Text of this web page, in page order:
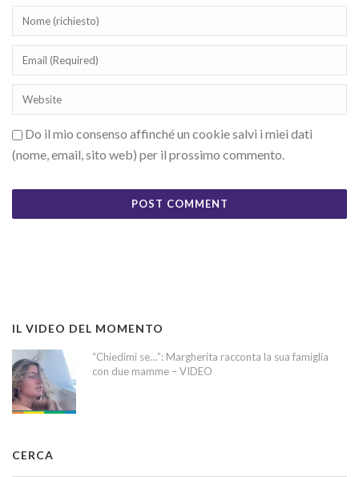
Do il mio consenso affinché un cookie salvi i miei dati
(nome, email, sito web) per il prossimo commento.
IL VIDEO DEL MOMENTO
“Chiedimi se…”: Margherita racconta la sua famiglia
con due mamme – VIDEO
CERCA